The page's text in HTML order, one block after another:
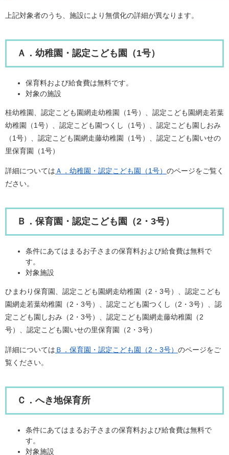
上記対象者のうち、施設により無償化の詳細が異なります。
Ａ．幼稚園・認定こども園（1号）
保育料および給食費は無料です。
対象の施設
桂幼稚園、認定こども園網走幼稚園（1号）、認定こども園網走若葉
幼稚園（1号）、認定こども園つくし（1号）、認定こども園しおみ
（1号）、認定こども園網走藤幼稚園（1号）、認定こども園いせの
里保育園（1号）
詳細については Ａ．幼稚園・認定こども園（1号） のページをご覧く
ださい。
Ｂ．保育園・認定こども園（2・3号）
条件にあてはまるお子さまの保育料および給食費は無料で
す。
対象施設
ひまわり保育園、認定こども園網走幼稚園（2・3号）、認定こども
園網走若葉幼稚園（2・3号）、認定こども園つくし（2・3号）、認
定こども園しおみ（2・3号）、認定こども園網走藤幼稚園（2
号）、認定こども園いせの里保育園（2・3号）
詳細については Ｂ．保育園・認定こども園（2・3号） のページをご
覧ください。
Ｃ．へき地保育所
条件にあてはまるお子さまの保育料および給食費は無料で
す。
対象施設